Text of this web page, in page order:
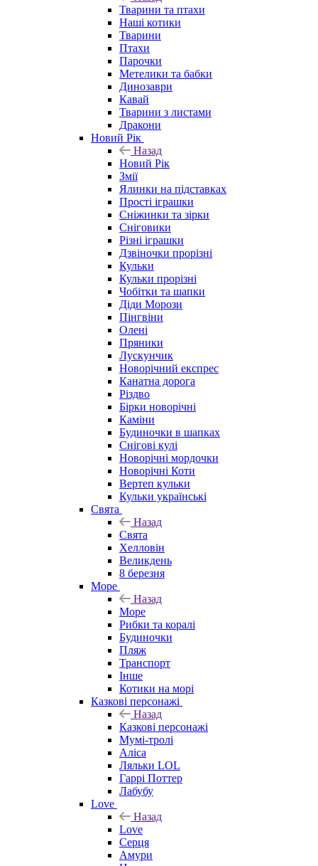
Тварини та птахи
Наші котики
Тварини
Птахи
Парочки
Метелики та бабки
Динозаври
Кавай
Тварини з листами
Дракони
Новий Рік
Назад
Новий Рік
Змії
Ялинки на підставках
Прості іграшки
Сніжинки та зірки
Сніговики
Різні іграшки
Дзвіночки прорізні
Кульки
Кульки прорізні
Чобітки та шапки
Діди Морози
Пінгвіни
Олені
Пряники
Лускунчик
Новорічний експрес
Канатна дорога
Різдво
Бірки новорічні
Каміни
Будиночки в шапках
Снігові кулі
Новорічні мордочки
Новорічні Коти
Вертеп кульки
Кульки українські
Свята
Назад
Свята
Хелловін
Великдень
8 березня
Море
Назад
Море
Рибки та коралі
Будиночки
Пляж
Транспорт
Інше
Котики на морі
Казкові персонажі
Назад
Казкові персонажі
Мумі-тролі
Аліса
Ляльки LOL
Гаррі Поттер
Лабубу
Love
Назад
Love
Серця
Амури